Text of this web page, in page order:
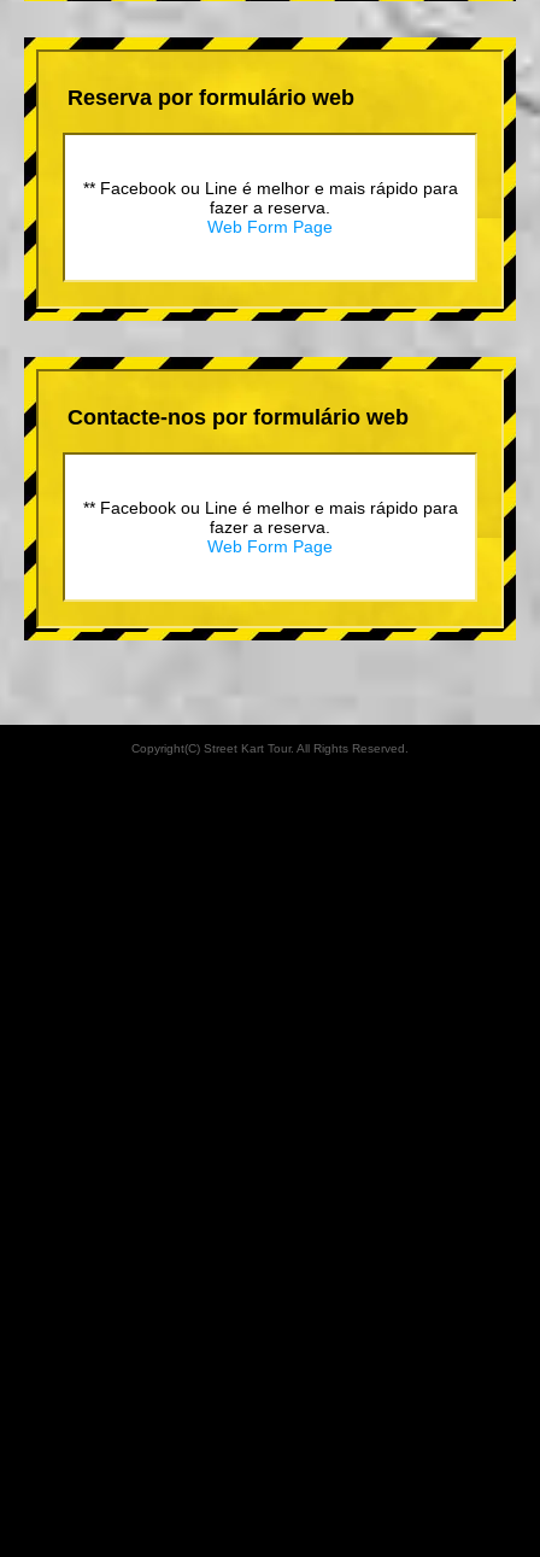
Reserva por formulário web
** Facebook ou Line é melhor e mais rápido para
fazer a reserva.
Web Form Page
Contacte-nos por formulário web
** Facebook ou Line é melhor e mais rápido para
fazer a reserva.
Web Form Page
Copyright(C) Street Kart Tour. All Rights Reserved.